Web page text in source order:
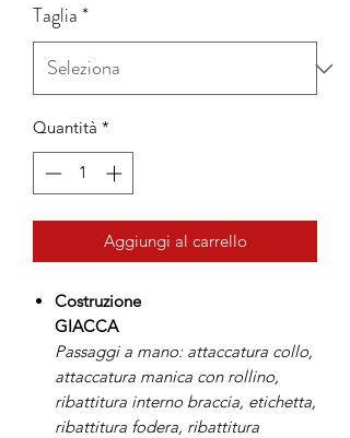
Taglia*
Quantità *
Aggiungi al carrello
Costruzione
GIACCA
Passaggi a mano: attaccatura collo,
attaccatura manica con rollino,
ribattitura interno braccia, etichetta,
ribattitura fodera, ribattitura